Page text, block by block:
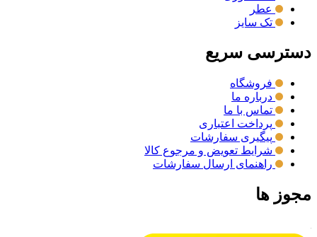
عطر
تک سایز
دسترسی سریع
فروشگاه
درباره ما
تماس با ما
پرداخت اعتباری
پیگیری سفارشات
شرایط تعویض و مرجوع کالا
راهنمای ارسال سفارشات
مجوز ها